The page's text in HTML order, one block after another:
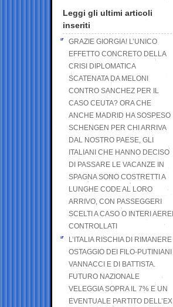
Leggi gli ultimi articoli
inseriti
GRAZIE GIORGIA! L’UNICO
EFFETTO CONCRETO DELLA
CRISI DIPLOMATICA
SCATENATA DA MELONI
CONTRO SANCHEZ PER IL
CASO CEUTA? ORA CHE
ANCHE MADRID HA SOSPESO
SCHENGEN PER CHI ARRIVA
DAL NOSTRO PAESE, GLI
ITALIANI CHE HANNO DECISO
DI PASSARE LE VACANZE IN
SPAGNA SONO COSTRETTI A
LUNGHE CODE AL LORO
ARRIVO, CON PASSEGGERI
SCELTI A CASO O INTERI AEREI
CONTROLLATI
L’ITALIA RISCHIA DI RIMANERE
OSTAGGIO DEI FILO-PUTINIANI
VANNACCI E DI BATTISTA.
FUTURO NAZIONALE
VELEGGIA SOPRA IL 7% E UN
EVENTUALE PARTITO DELL’EX